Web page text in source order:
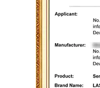
beneficio mutuo.